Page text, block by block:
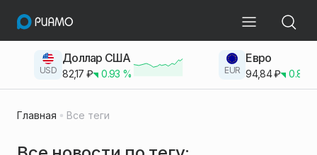
USD
Доллар США
82,17 ₽ 0.93 % EUR
Евро
94,84₽ 0.83
Главная Все теги